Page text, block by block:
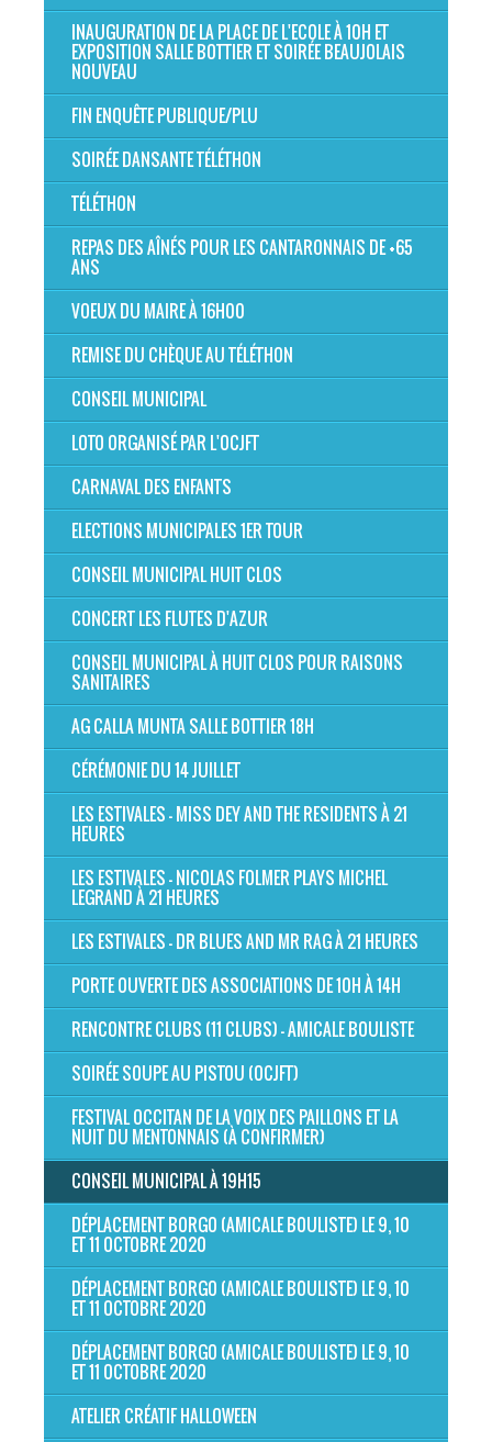
INAUGURATION DE LA PLACE DE L'ECOLE À 10H ET
EXPOSITION SALLE BOTTIER ET SOIRÉE BEAUJOLAIS
NOUVEAU
FIN ENQUÊTE PUBLIQUE/PLU
SOIRÉE DANSANTE TÉLÉTHON
TÉLÉTHON
REPAS DES AÎNÉS POUR LES CANTARONNAIS DE +65
ANS
VOEUX DU MAIRE À 16H00
REMISE DU CHÈQUE AU TÉLÉTHON
CONSEIL MUNICIPAL
LOTO ORGANISÉ PAR L'OCJFT
CARNAVAL DES ENFANTS
ELECTIONS MUNICIPALES 1ER TOUR
CONSEIL MUNICIPAL HUIT CLOS
CONCERT LES FLUTES D'AZUR
CONSEIL MUNICIPAL À HUIT CLOS POUR RAISONS
SANITAIRES
AG CALLA MUNTA SALLE BOTTIER 18H
CÉRÉMONIE DU 14 JUILLET
LES ESTIVALES - MISS DEY AND THE RESIDENTS À 21
HEURES
LES ESTIVALES - NICOLAS FOLMER PLAYS MICHEL
LEGRAND À 21 HEURES
LES ESTIVALES - DR BLUES AND MR RAG À 21 HEURES
PORTE OUVERTE DES ASSOCIATIONS DE 10H À 14H
RENCONTRE CLUBS (11 CLUBS) - AMICALE BOULISTE
SOIRÉE SOUPE AU PISTOU (OCJFT)
FESTIVAL OCCITAN DE LA VOIX DES PAILLONS ET LA
NUIT DU MENTONNAIS (À CONFIRMER)
CONSEIL MUNICIPAL À 19H15
DÉPLACEMENT BORGO (AMICALE BOULISTE) LE 9, 10
ET 11 OCTOBRE 2020
DÉPLACEMENT BORGO (AMICALE BOULISTE) LE 9, 10
ET 11 OCTOBRE 2020
DÉPLACEMENT BORGO (AMICALE BOULISTE) LE 9, 10
ET 11 OCTOBRE 2020
ATELIER CRÉATIF HALLOWEEN